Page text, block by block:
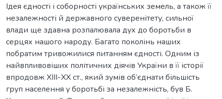
Ідея єдності і соборності українських земель, а також її
незалежності й державного суверенітету, сильної
влади ще здавна розпалювала дух до боротьби в
серцях нашого народу. Багато поколінь наших
побратим тривожилися питанням єдності. Одним із
найвпливовіших політичних діячів України в її історії
впродовж ХІІІ-ХХ ст., який зумів об’єднати більшість
груп населення у боротьбі за незалежність, був Б.